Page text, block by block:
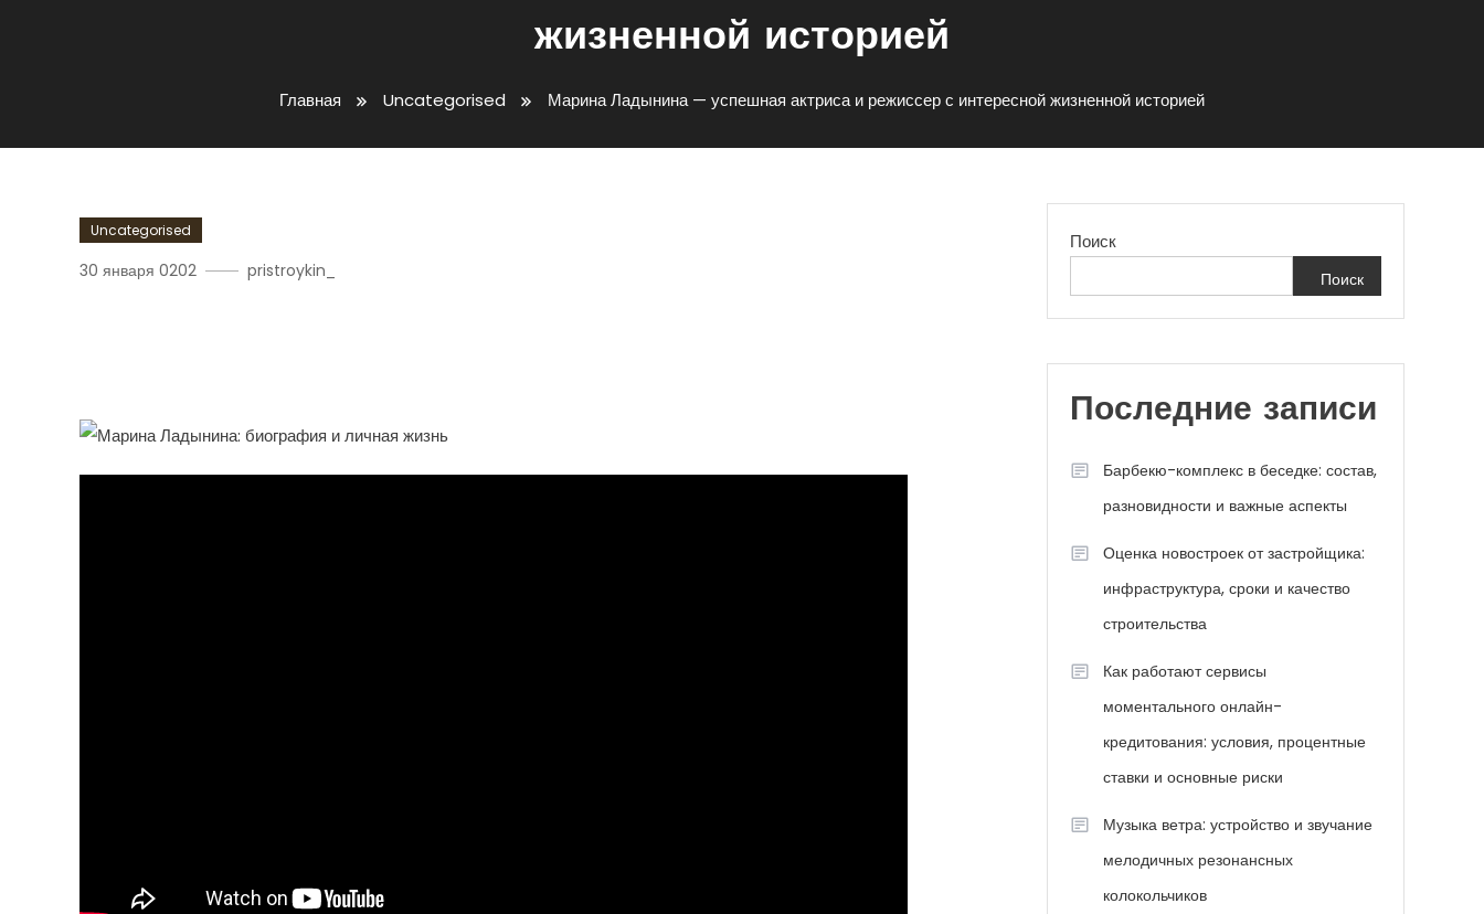
жизненной историей
Главная Uncategorised Марина Ладынина — успешная актриса и режиссер с интересной жизненной историей
Uncategorised
30 января 0202 pristroykin_
Поиск
Поиск
Последние записи
Барбекю-комплекс в беседке: состав,
разновидности и важные аспекты
Оценка новостроек от застройщика:
инфраструктура, сроки и качество
строительства
Как работают сервисы
моментального онлайн-
кредитования: условия, процентные
ставки и основные риски
Музыка ветра: устройство и звучание
мелодичных резонансных
колокольчиков